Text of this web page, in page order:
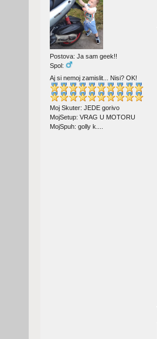
Postova: Ja sam geek!!
Spol:
Aj si nemoj zamislit... Nisi? OK!
Moj Skuter: JEDE gorivo
MojSetup: VRAG U MOTORU
MojSpuh: golly k....